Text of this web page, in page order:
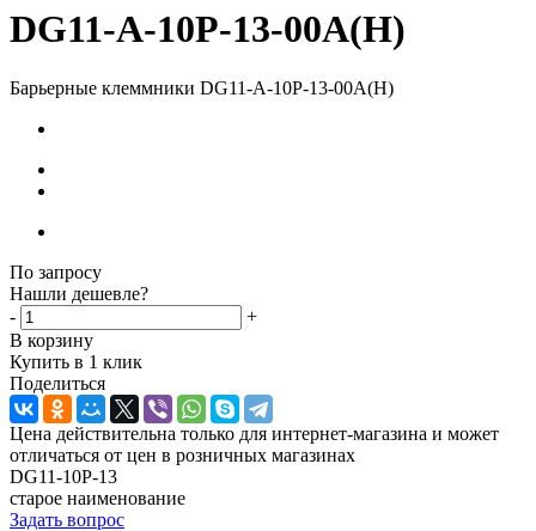
DG11-A-10P-13-00A(H)
Барьерные клеммники DG11-A-10P-13-00A(H)
По запросу
Нашли дешевле?
-
+
В корзину
Купить в 1 клик
Поделиться
Цена действительна только для интернет-магазина и может
отличаться от цен в розничных магазинах
DG11-10P-13
старое наименование
Задать вопрос